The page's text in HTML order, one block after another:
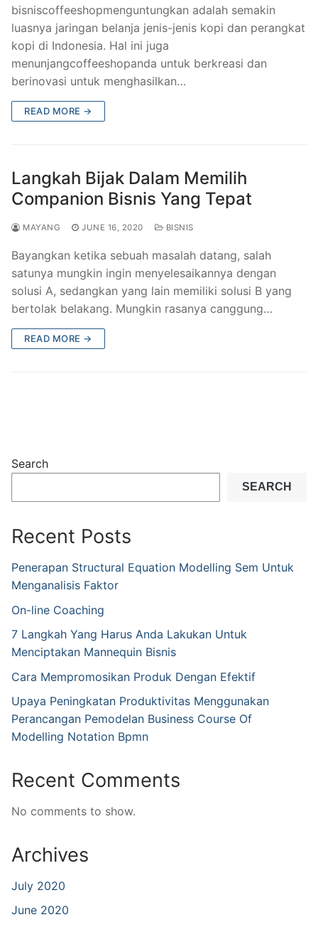
bisniscoffeeshopmenguntungkan adalah semakin
luasnya jaringan belanja jenis-jenis kopi dan perangkat
kopi di Indonesia. Hal ini juga
menunjangcoffeeshopanda untuk berkreasi dan
berinovasi untuk menghasilkan…
READ MORE →
Langkah Bijak Dalam Memilih
Companion Bisnis Yang Tepat
MAYANG JUNE 16, 2020 BISNIS
Bayangkan ketika sebuah masalah datang, salah
satunya mungkin ingin menyelesaikannya dengan
solusi A, sedangkan yang lain memiliki solusi B yang
bertolak belakang. Mungkin rasanya canggung…
READ MORE →
Search
SEARCH
Recent Posts
Penerapan Structural Equation Modelling Sem Untuk
Menganalisis Faktor
On-line Coaching
7 Langkah Yang Harus Anda Lakukan Untuk
Menciptakan Mannequin Bisnis
Cara Mempromosikan Produk Dengan Efektif
Upaya Peningkatan Produktivitas Menggunakan
Perancangan Pemodelan Business Course Of
Modelling Notation Bpmn
Recent Comments
No comments to show.
Archives
July 2020
June 2020